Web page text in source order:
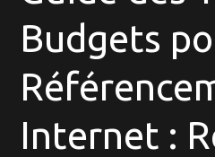
Budgets
Internet :